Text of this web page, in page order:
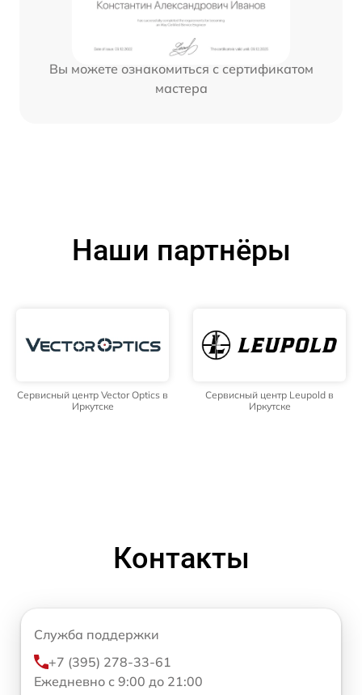
Вы можете ознакомиться с сертификатом
мастера
Наши партнёры
Сервисный центр Vector Optics в
Иркутске
Сервисный центр Leupold в
Иркутске
Контакты
Служба поддержки
+7 (395) 278-33-61
Ежедневно с 9:00 до 21:00